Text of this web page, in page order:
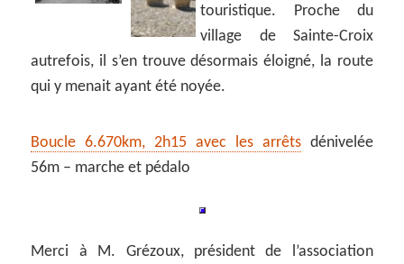
touristique. Proche du
village de Sainte-Croix
autrefois, il s’en trouve désormais éloigné, la route
qui y menait ayant été noyée.
Boucle 6.670km, 2h15 avec les arrêtsdénivelée
56m – marche et pédalo
Merci à M. Grézoux, président de l’association